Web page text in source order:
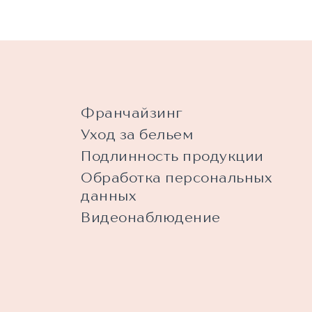
Франчайзинг
Уход за бельем
Подлинность продукции
Обработка персональных
данных
Видеонаблюдение